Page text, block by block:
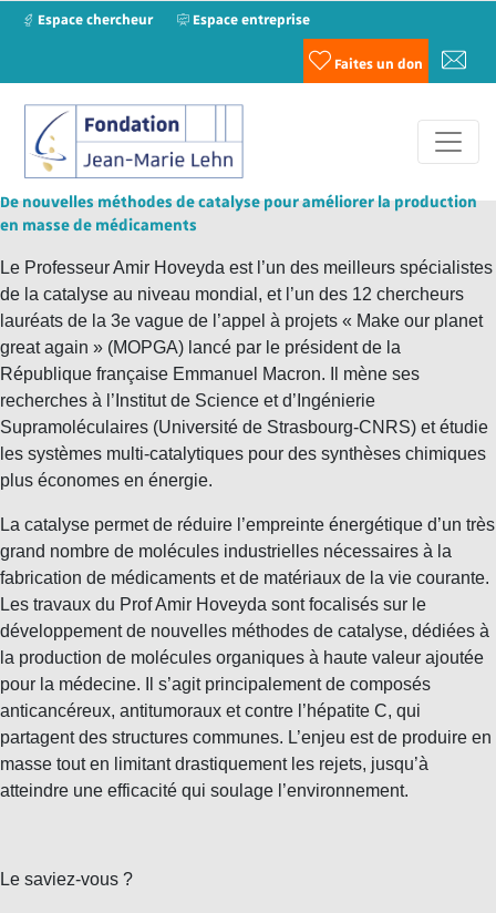
Espace chercheur Espace entreprise
Faites un don
De nouvelles méthodes de catalyse pour améliorer la production
en masse de médicaments
Le Professeur Amir Hoveyda est l’un des meilleurs spécialistes
de la catalyse au niveau mondial, et l’un des 12 chercheurs
lauréats de la 3e vague de l’appel à projets « Make our planet
great again » (MOPGA) lancé par le président de la
République française Emmanuel Macron. Il mène ses
recherches à l’Institut de Science et d’Ingénierie
Supramoléculaires (Université de Strasbourg-CNRS) et étudie
les systèmes multi-catalytiques pour des synthèses chimiques
plus économes en énergie.
La catalyse permet de réduire l’empreinte énergétique d’un très
grand nombre de molécules industrielles nécessaires à la
fabrication de médicaments et de matériaux de la vie courante.
Les travaux du Prof Amir Hoveyda sont focalisés sur le
développement de nouvelles méthodes de catalyse, dédiées à
la production de molécules organiques à haute valeur ajoutée
pour la médecine. Il s’agit principalement de composés
anticancéreux, antitumoraux et contre l’hépatite C, qui
partagent des structures communes. L’enjeu est de produire en
masse tout en limitant drastiquement les rejets, jusqu’à
atteindre une efficacité qui soulage l’environnement.
Le saviez-vous ?